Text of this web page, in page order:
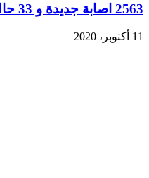
2563 اصابة جديدة و 33 حالة وفاة
11 أكتوبر، 2020